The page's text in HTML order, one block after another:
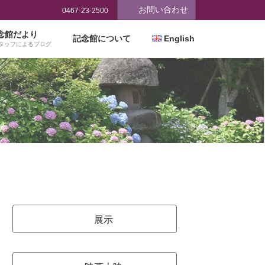
0467-23-2500 お問い合わせ
館だより
ッフによるブログ
記念館について English
展示